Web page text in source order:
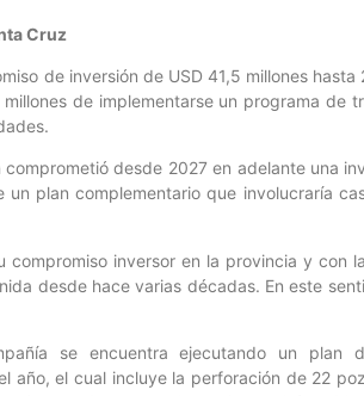
Cruz
de inversión de USD 41,5 millones
de implementarse un programa de
comprometió desde 2027 en adelante una
plan complementario que involucraría
compromiso inversor en la provincia y con
desde hace varias décadas. En este
se encuentra ejecutando un plan
año, el cual incluye la perforación de 22